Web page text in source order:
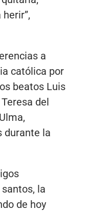
a
católica por
beatos Luis
del
durante la
la
de hoy